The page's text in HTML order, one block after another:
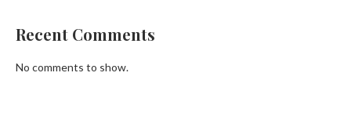
Recent Comments
No comments to show.